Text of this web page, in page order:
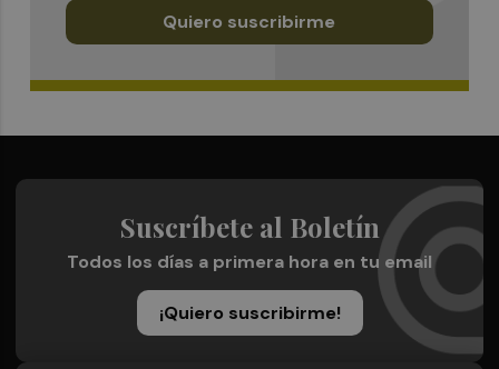
Quiero suscribirme
Suscríbete al Boletín
Todos los días a primera hora en tu email
¡Quiero suscribirme!